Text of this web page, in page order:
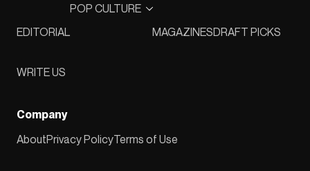
EDITORIAL
POP CULTURE
MAGAZINESDRAFT PICKS
WRITE US
Company
AboutPrivacy PolicyTerms of Use